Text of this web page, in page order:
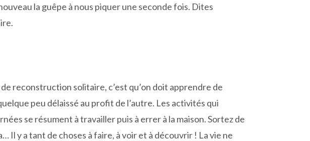
la guêpe à nous piquer une seconde fois. Dites
reconstruction solitaire, c’est qu’on doit apprendre de
peu délaissé au profit de l’autre. Les activités qui
se résument à travailler puis à errer à la maison. Sortez de
Il y a tant de choses à faire, à voir et à découvrir ! La vie ne